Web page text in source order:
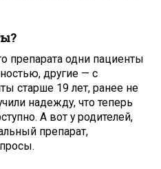
препарата одни пациенты
другие — с
старше 19 лет, ранее не
надежду, что теперь
А вот у родителей,
препарат,